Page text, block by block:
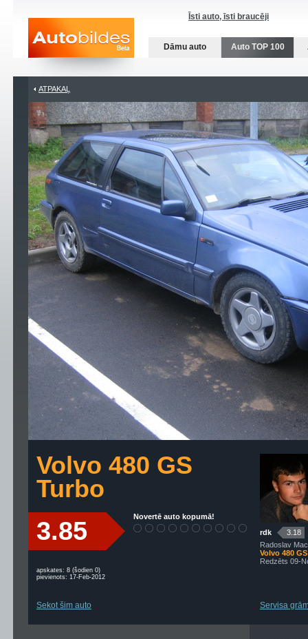
Īsti auto, īsti braucēji
Dāmu auto Auto TOP 100
ATPAKAĻ
Volvo 480 GS
Turbo
3.85 Novertē auto kopumā!
apskates: 8 (šodien 0)
pievienots: 17-Feb-2012
Sekot šim auto
rdk
3.18
Radoslav
Volvo 480
Redzēts 09-
Servisa